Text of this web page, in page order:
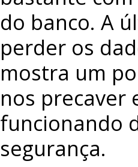
do banco. A
perder os
mostra um
nos precaver
funcionando
segurança.